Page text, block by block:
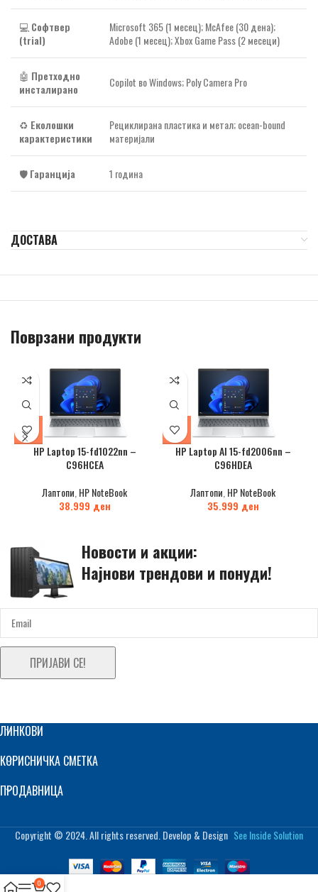
💻 Софтвер
(trial)
Microsoft 365 (1 месец); McAfee (30 дена);
Adobe (1 месец); Xbox Game Pass (2 месеци)
🤖 Претходно
инсталирано
Copilot во Windows; Poly Camera Pro
♻️ Еколошки
карактеристики
Рециклирана пластика и метал; ocean-bound
материјали
🛡️Гаранција 1 година
ДОСТАВА
Поврзани продукти
HP Laptop 15-fd1022nn –
C96HCEA
Лаптопи HP NoteBook
38.999 ден
HP Laptop AI 15-fd2006nn –
C96HDEA
Лаптопи HP NoteBook
35.999 ден
Новости и акции:
Најнови трендови и понуди!
ПРИЈАВИ СЕ!
ЛИНКОВИ
КОРИСНИЧКА СМЕТКА
ПРОДАВНИЦА
Copyright © 2024. All rights reserved. Develop & Design See Inside Solution
0